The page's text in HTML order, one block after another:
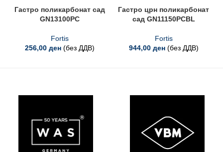
Гастро поликарбонат сад
GN13100PC
Fortis
256,00 ден (без ДДВ)
Гастро црн поликарбонат
сад GN11150PCBL
Fortis
944,00 ден (без ДДВ)